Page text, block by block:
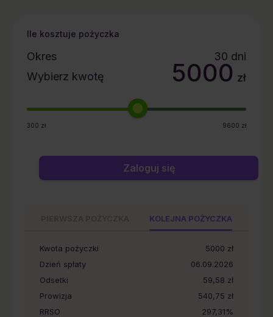
osobowych, w tym o przysługujących Ci na mocy RODO
Ile kosztuje pożyczka
Okres 30 dni
Wybierz kwotę
5000 zł
300 zł 9600 zł
Zaloguj się
KOLEJNA POŻYCZKA
Kwota pożyczki 5000 zł
Dzień spłaty
06.09.2026
Odsetki
59,58 zł
Prowizja
540,75 zł
RRSO
297,31%